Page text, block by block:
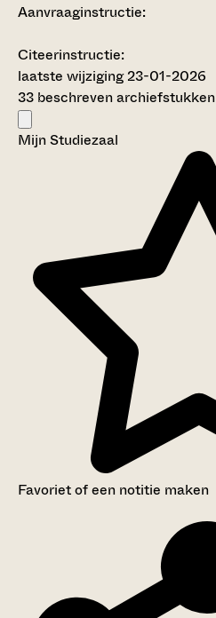
Aanvraaginstructie:
Citeerinstructie:
laatste wijziging 23-01-2026
33 beschreven archiefstukken
Mijn Studiezaal
Favoriet of een notitie maken